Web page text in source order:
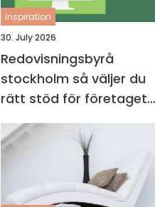
inspiration
30. July 2026
Redovisningsbyrå
stockholm så väljer du
rätt stöd för företagets
ekonomi